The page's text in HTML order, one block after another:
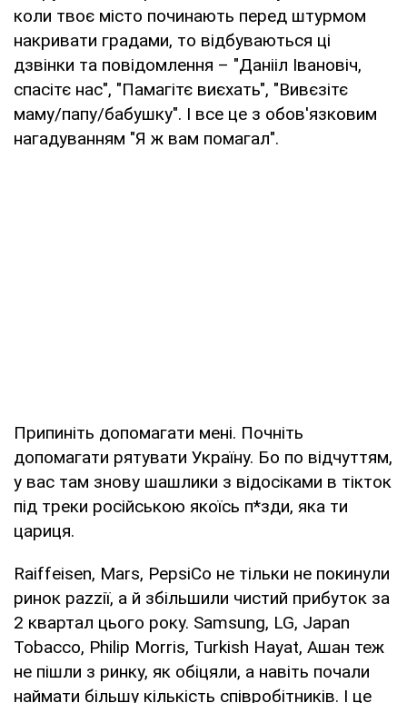
коли твоє місто починають перед штурмом
накривати градами, то відбуваються ці
дзвінки та повідомлення – "Данііл Івановіч,
спасітє нас", "Памагітє виєхать", "Вивєзітє
маму/папу/бабушку". І все це з обов'язковим
нагадуванням "Я ж вам помагал".
Припиніть допомагати мені. Почніть
допомагати рятувати Україну. Бо по відчуттям,
у вас там знову шашлики з відосіками в тікток
під треки російською якоїсь п*зди, яка ти
цариця.
Raiffeisen, Mars, PepsiCo не тільки не покинули
ринок раzzії, а й збільшили чистий прибуток за
2 квартал цього року. Samsung, LG, Japan
Tobacco, Philip Morris, Turkish Hayat, Ашан теж
не пішли з ринку, як обіцяли, а навіть почали
наймати більшу кількість співробітників. І це